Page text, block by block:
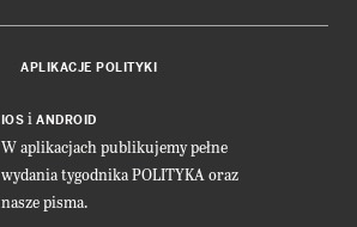
APLIKACJE POLITYKI
IOS i ANDROID
W aplikacjach publikujemy pełne
wydania tygodnika POLITYKA oraz
nasze pisma.